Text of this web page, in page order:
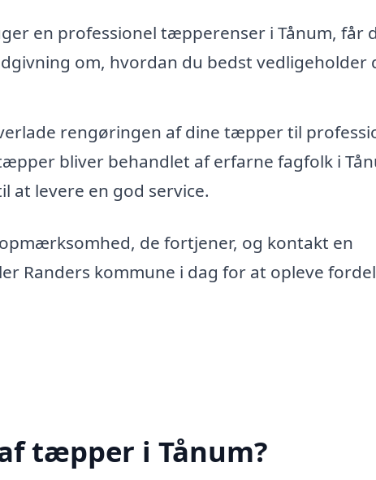
en professionel tæpperenser i Tånum, får
om, hvordan du bedst vedligeholder
rengøringen af dine tæpper til
bliver behandlet af erfarne fagfolk i
at levere en god service.
de fortjener, og kontakt en
Randers kommune i dag for at opleve
tæpper i Tånum?